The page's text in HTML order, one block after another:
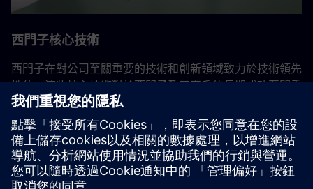
西門子核心技術
西門子在對公司至關重要的技術和創新領域致力於技術領先
地位。這些核心技術對於西門子及其客戶的長期成功至關重
要。來自全球科技研究部門和各種企業的專家在這裡合作，
整合公司的研發活動。
返回所有西門子核心技術